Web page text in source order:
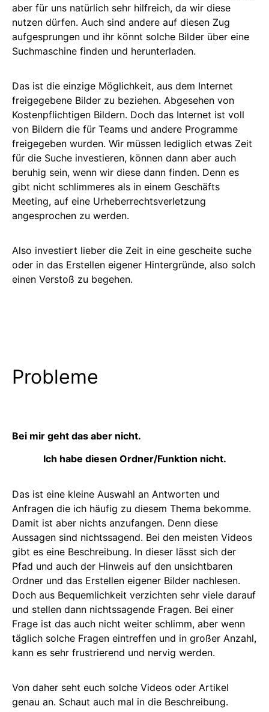
aber für uns natürlich sehr hilfreich, da wir diese
nutzen dürfen. Auch sind andere auf diesen Zug
aufgesprungen und ihr könnt solche Bilder über eine
Suchmaschine finden und herunterladen.
Das ist die einzige Möglichkeit, aus dem Internet
freigegebene Bilder zu beziehen. Abgesehen von
Kostenpflichtigen Bildern. Doch das Internet ist voll
von Bildern die für Teams und andere Programme
freigegeben wurden. Wir müssen lediglich etwas Zeit
für die Suche investieren, können dann aber auch
beruhig sein, wenn wir diese dann finden. Denn es
gibt nicht schlimmeres als in einem Geschäfts
Meeting, auf eine Urheberrechtsverletzung
angesprochen zu werden.
Also investiert lieber die Zeit in eine gescheite suche
oder in das Erstellen eigener Hintergründe, also solch
einen Verstoß zu begehen.
Probleme
Bei mir geht das aber nicht.
Ich habe diesen Ordner/Funktion nicht.
Das ist eine kleine Auswahl an Antworten und
Anfragen die ich häufig zu diesem Thema bekomme.
Damit ist aber nichts anzufangen. Denn diese
Aussagen sind nichtssagend. Bei den meisten Videos
gibt es eine Beschreibung. In dieser lässt sich der
Pfad und auch der Hinweis auf den unsichtbaren
Ordner und das Erstellen eigener Bilder nachlesen.
Doch aus Bequemlichkeit verzichten sehr viele darauf
und stellen dann nichtssagende Fragen. Bei einer
Frage ist das auch nicht weiter schlimm, aber wenn
täglich solche Fragen eintreffen und in großer Anzahl,
kann es sehr frustrierend und nervig werden.
Von daher seht euch solche Videos oder Artikel
genau an. Schaut auch mal in die Beschreibung.